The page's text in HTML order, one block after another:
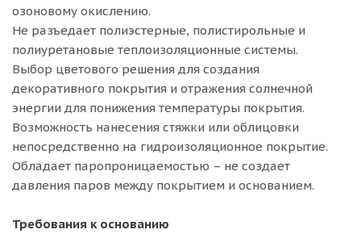
озоновому окислению.
Не разъедает полиэстерные, полистирольные и
полиуретановые теплоизоляционные системы.
Выбор цветового решения для создания
декоративного покрытия и отражения солнечной
энергии для понижения температуры покрытия.
Возможность нанесения стяжки или облицовки
непосредственно на гидроизоляционное покрытие.
Обладает паропроницаемостью – не создает
давления паров между покрытием и основанием.
Требования к основанию